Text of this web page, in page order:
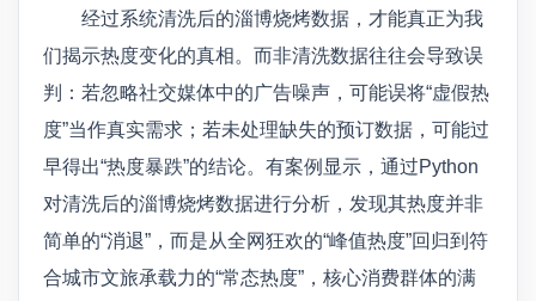
经过系统清洗后的淄博烧烤数据，才能真正为我
们揭示热度变化的真相。而非清洗数据往往会导致误
判：若忽略社交媒体中的广告噪声，可能误将“虚假热
度”当作真实需求；若未处理缺失的预订数据，可能过
早得出“热度暴跌”的结论。有案例显示，通过Python
对清洗后的淄博烧烤数据进行分析，发现其热度并非
简单的“消退”，而是从全网狂欢的“峰值热度”回归到符
合城市文旅承载力的“常态热度”，核心消费群体的满